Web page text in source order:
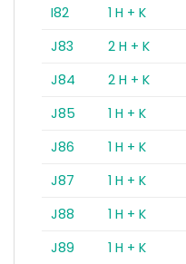
I82
1 H + K
J83
2 H + K
J84
2 H + K
J85
1 H + K
J86
1 H + K
J87
1 H + K
J88
1 H + K
J89
1 H + K